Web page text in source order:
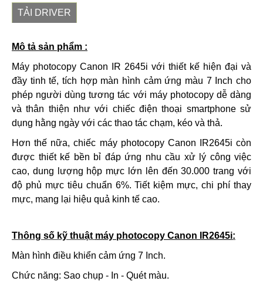
TẢI DRIVER
Mô tả sản phẩm :
Máy photocopy Canon IR 2645i với thiết kế hiện đại và
đầy tinh tế, tích hợp màn hình cảm ứng màu 7 Inch cho
phép người dùng tương tác với máy photocopy dễ dàng
và thân thiện như với chiếc điện thoại smartphone sử
dụng hằng ngày với các thao tác chạm, kéo và thả.
Hơn thế nữa, chiếc máy photocopy Canon IR2645i còn
được thiết kế bền bỉ đáp ứng nhu cầu xử lý công việc
cao, dung lượng hộp mực lớn lên đến 30.000 trang với
độ phủ mực tiêu chuẩn 6%. Tiết kiệm mực, chi phí thay
mực, mang lại hiệu quả kinh tế cao.
Thông số kỹ thuật máy photocopy Canon IR2645i:
Màn hình điều khiển cảm ứng 7 Inch.
Chức năng: Sao chụp - In - Quét màu.